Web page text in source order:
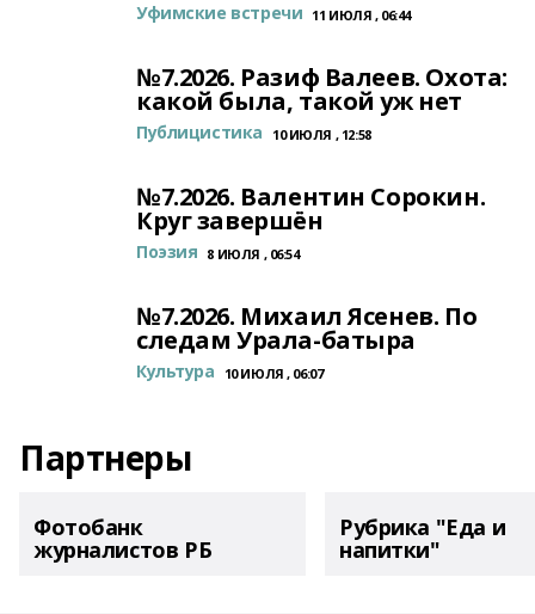
Уфимские встречи 11 ИЮЛЯ , 06:44
№7.2026. Разиф Валеев. Охота:
какой была, такой уж нет
Публицистика 10 ИЮЛЯ , 12:58
№7.2026. Валентин Сорокин.
Круг завершён
Поэзия 8 ИЮЛЯ , 06:54
№7.2026. Михаил Ясенев. По
следам Урала-батыра
Культура 10 ИЮЛЯ , 06:07
Партнеры
Фотобанк
журналистов РБ
Рубрика "Еда и
напитки"